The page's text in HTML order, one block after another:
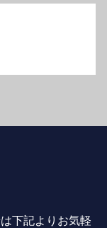
下記よりお気軽